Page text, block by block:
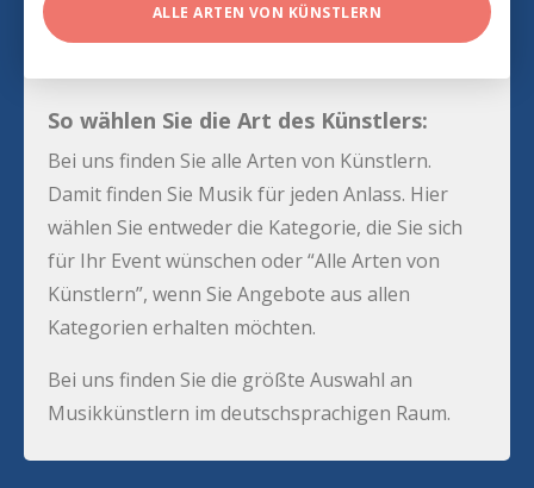
ALLE ARTEN VON KÜNSTLERN
So wählen Sie die Art des Künstlers:
Bei uns finden Sie alle Arten von Künstlern.
Damit finden Sie Musik für jeden Anlass. Hier
wählen Sie entweder die Kategorie, die Sie sich
für Ihr Event wünschen oder “Alle Arten von
Künstlern”, wenn Sie Angebote aus allen
Kategorien erhalten möchten.
Bei uns finden Sie die größte Auswahl an
Musikkünstlern im deutschsprachigen Raum.